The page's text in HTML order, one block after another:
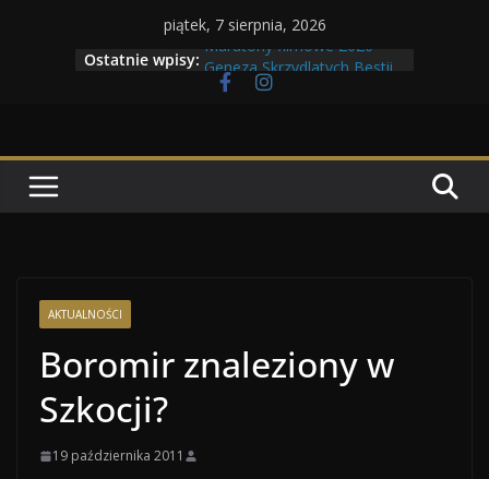
piątek, 7 sierpnia, 2026
Ostatnie wpisy:
Maratony filmowe 2026
Geneza Skrzydlatych Bestii
Wojna krasnoludów z elfami
AKTUALNOŚCI
Boromir znaleziony w
Szkocji?
19 października 2011